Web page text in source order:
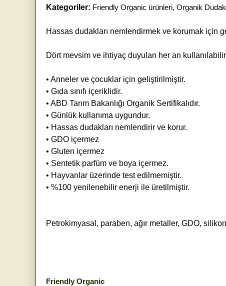
Kategoriler: Friendly Organic ürünleri, Organik Dudak
Hassas dudakları nemlendirmek ve korumak için
Dört mevsim ve ihtiyaç duyulan her an
• Anneler ve çocuklar için geliştirilmiştir.
• Gıda sınıfı içeriklidir.
• ABD Tarım Bakanlığı Organik Sertifikalıdır.
• Günlük kullanıma uygundur.
• Hassas dudakları nemlendirir ve korur.
• GDO içermez
• Gluten içermez
• Sentetik parfüm ve boya içermez.
• Hayvanlar üzerinde test edilmemiştir.
• %100 yenilenebilir enerji ile üretilmiştir.
Petrokimyasal, paraben, ağır metaller, GDO,
Friendly Organic